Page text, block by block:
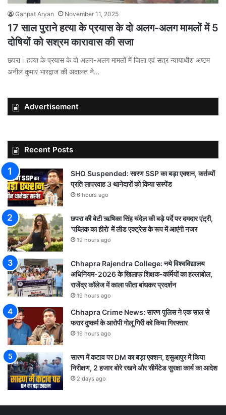
Ganpat Aryan November 11, 2025
17 साल पुराने हत्या के प्रयास के दो अलग-अलग मामलों में 5
दोषियों को सश्रम कारावास की सजा
छपरा। हत्या के प्रयास के दो अलग-अलग मामलों में जिला एवं सत्र न्यायाधीश अष्टम
अनील कुमार भारद्वाज की अदालत ने…
Advertisement
Recent Posts
SHO Suspended: सारण SSP का बड़ा एक्शन, कर्तव्यों
प्रति लापरवाह 3 थानेदारों को किया सस्पेंड
6 hours ago
छपरा की बेटी ऋषिका सिंह चंदेल की बड़े पर्दे पर दमदार एंट्री,
‘पब्लिक का हीरो’ में लीड एक्ट्रेस के रूप में आएंगी नजर
19 hours ago
Chhapra Rajendra College: नये विश्वविद्यालय
अधिनियम-2026 के खिलाफ शिक्षक-कर्मियों का हल्लाबोल,
राजेंद्र कॉलेज में काला फीता बांधकर प्रदर्शन
19 hours ago
Chhapra Crime News: सारण पुलिस ने एक साल से
फरार दुष्कर्म के आरोपी गोलू गिरी को किया गिरफ्तार
19 hours ago
सारण में कटाव पर DM का बड़ा एक्शन, इसुआपुर में किया
निरीक्षण, 2 हजार बोरे रखने और सीमेंटेड सुरक्षा कार्य का आदेश
2 days ago